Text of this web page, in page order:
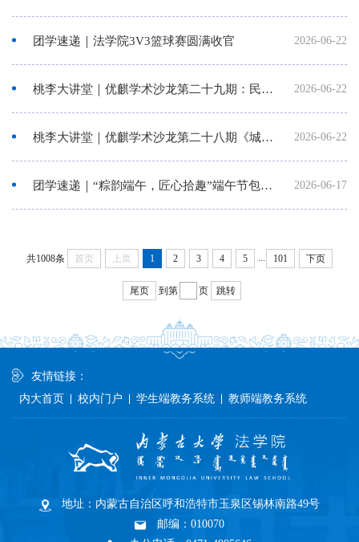
2026-06-22
团学速递｜法学院3V3篮球赛圆满收官
2026-06-22
桃李大讲堂｜优麒学术沙龙第二十九期：民法典生态环境损害责任规范阐释
2026-06-22
桃李大讲堂｜优麒学术沙龙第二十八期《城市更新中的权利变动》
2026-06-17
团学速递｜“粽韵端午，匠心拾趣”端午节包粽子主题实践活动
共1008条 首页 上页 1 2 3 4 5 101 下页
尾页 到第 页 跳转
友情链接：
内大首页
校内门户 学生端教务系统 教师端教务系统
地址：内蒙古自治区呼和浩特市玉泉区锡林南路49号
邮编：010070